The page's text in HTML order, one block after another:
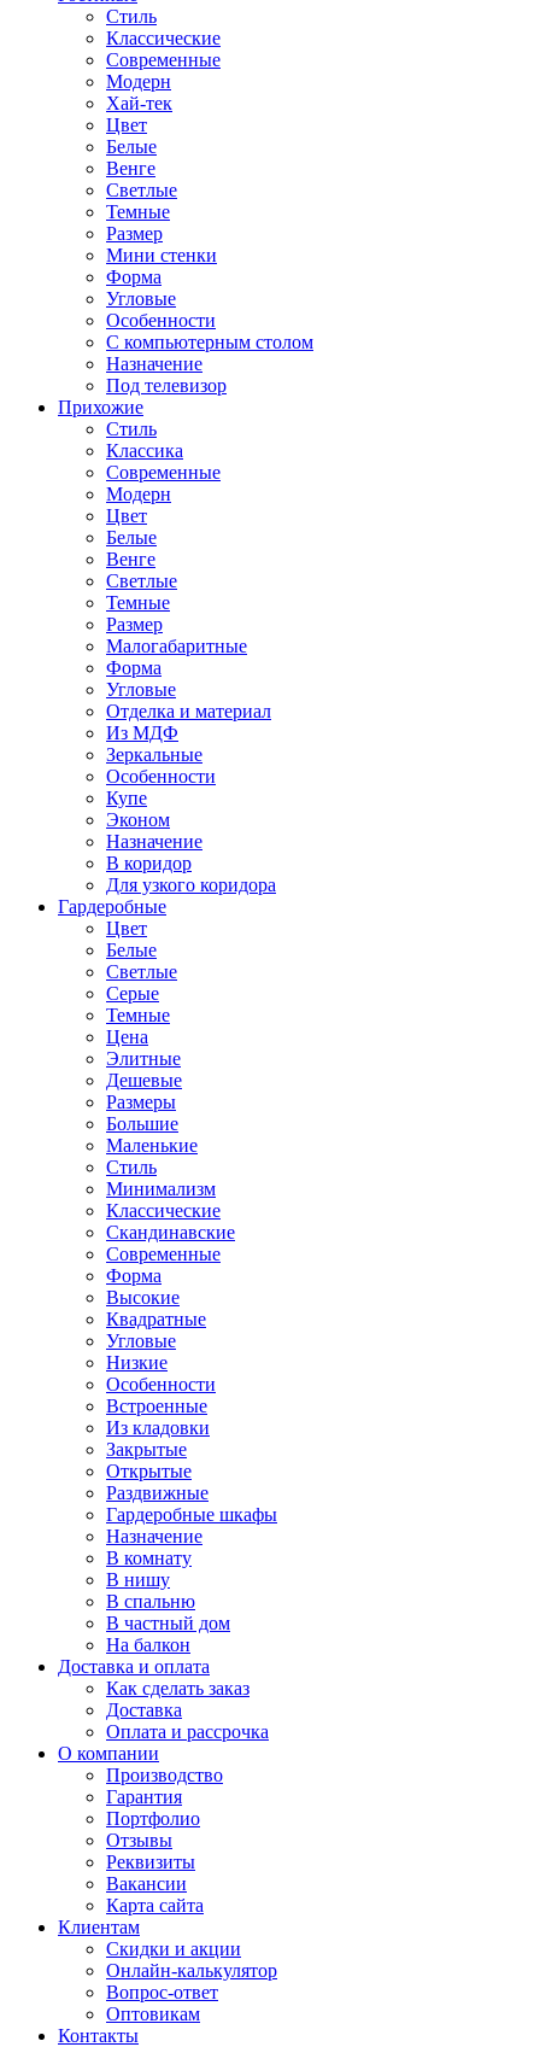
Стиль
Классические
Современные
Модерн
Хай-тек
Цвет
Белые
Венге
Светлые
Темные
Размер
Мини стенки
Форма
Угловые
Особенности
С компьютерным столом
Назначение
Под телевизор
Прихожие
Стиль
Классика
Современные
Модерн
Цвет
Белые
Венге
Светлые
Темные
Размер
Малогабаритные
Форма
Угловые
Отделка и материал
Из МДФ
Зеркальные
Особенности
Купе
Эконом
Назначение
В коридор
Для узкого коридора
Гардеробные
Цвет
Белые
Светлые
Серые
Темные
Цена
Элитные
Дешевые
Размеры
Большие
Маленькие
Стиль
Минимализм
Классические
Скандинавские
Современные
Форма
Высокие
Квадратные
Угловые
Низкие
Особенности
Встроенные
Из кладовки
Закрытые
Открытые
Раздвижные
Гардеробные шкафы
Назначение
В комнату
В нишу
В спальню
В частный дом
На балкон
Доставка и оплата
Как сделать заказ
Доставка
Оплата и рассрочка
О компании
Производство
Гарантия
Портфолио
Отзывы
Реквизиты
Вакансии
Карта сайта
Клиентам
Скидки и акции
Онлайн-калькулятор
Вопрос-ответ
Оптовикам
Контакты